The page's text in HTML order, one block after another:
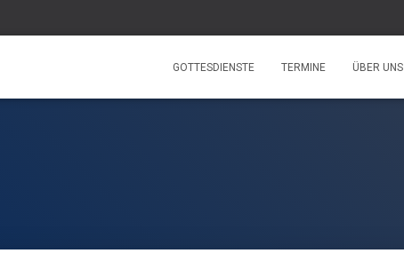
GOTTESDIENSTE TERMINE ÜBER UNS